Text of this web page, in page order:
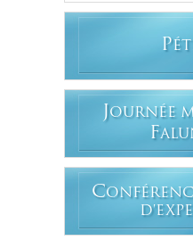
P
JOURNÉE
F
C